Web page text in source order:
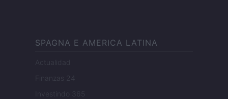
SPAGNA E AMERICA LATINA
Actualidad
Finanzas 24
Investindo 365